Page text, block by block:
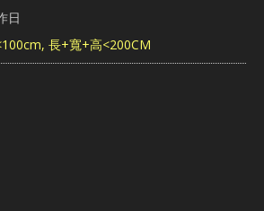
日
長+寬+高<200CM